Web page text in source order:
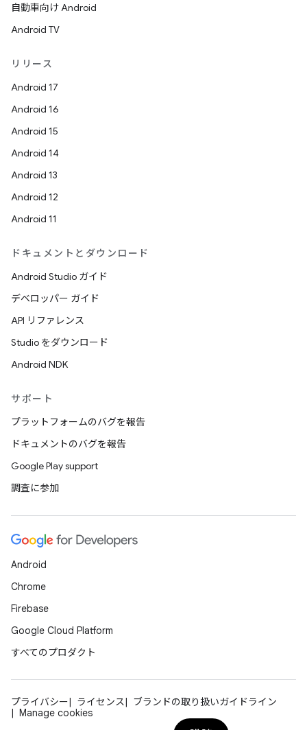
自動車向け Android
Android TV
リリース
Android 17
Android 16
Android 15
Android 14
Android 13
Android 12
Android 11
ドキュメントとダウンロード
Android Studio ガイド
デベロッパー ガイド
API リファレンス
Studio をダウンロード
Android NDK
サポート
プラットフォームのバグを報告
ドキュメントのバグを報告
Google Play support
調査に参加
Android
Chrome
Firebase
Google Cloud Platform
すべてのプロダクト
プライバシー ライセンス
ブランドの取り扱いガイドライン
Manage cookies